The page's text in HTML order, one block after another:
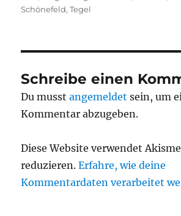
Schönefeld,Tegel
Schreibe einen
Du musstangemeldet sein, um
Kommentar abzugeben.
Diese Website verwendet
reduzieren.Erfahre, wie deine
Kommentardaten verarbeitet